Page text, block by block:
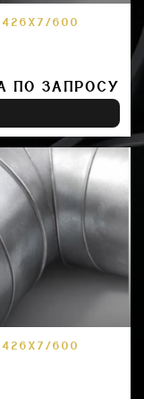
600
ПО ЗАПРОСУ
600